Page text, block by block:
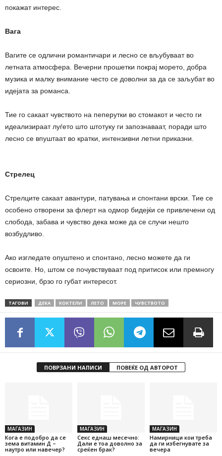
покажат интерес.
Вага
Вагите се одлични романтичари и лесно се вљубуваат во
летната атмосфера. Вечерни прошетки покрај морето, добра
музика и малку внимание често се доволни за да се заљубат во
идејата за романса.
Тие го сакаат чувството на пеперутки во стомакот и често ги
идеализираат луѓето што штотуку ги запознаваат, поради што
лесно се впуштаат во кратки, интензивни летни приказни.
Стрелец
Стрелците сакаат авантури, патувања и спонтани врски. Тие се
особено отворени за флерт на одмор бидејќи се привлечени од
слобода, забава и чувство дека може да се случи нешто
возбудливо.
Ако изгледате опуштено и спонтано, лесно можете да ги
освоите. Но, штом се почувствуваат под притисок или премногу
сериозни, брзо го губат интересот.
ТАГОВИ ДЕКА КОКТЕЛИ ЛЕТО МОРЕ ЧУВСТВОТО
ПОВРЗАНИ НАПИСИ ПОВЕЌЕ ОД АВТОРОТ
МАГАЗИН
Кога е подобро да се
зема витамин Д –
наутро или навечер?
МАГАЗИН
Секс еднаш месечно:
Дали е тоа доволно за
среќен брак?
МАГАЗИН
Намирници кои треба
да ги избегнувате за
вечера